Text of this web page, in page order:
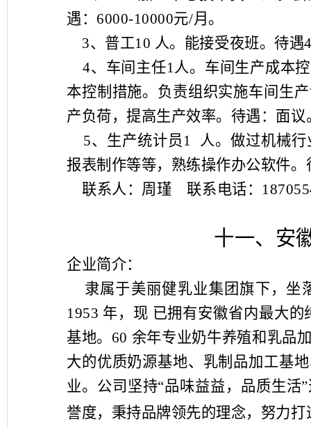
遇： 6000-10000元/月。
3、普工10 人。能接受夜班。待遇
4、车间主任1人。车间生产成本
本控制措施。负责组织实施车间生
产负荷，提高生产效率。待遇：面议
5、生产统计员 1 人。做过机械
报表制作等等，熟练操作办公软件。
联系人：周瑾
联系电话：
十一、安
企业简介：
隶属于美丽健乳业集团旗下，坐
1953 年，现 已拥有安徽省内最大
基地。 60 余年专业奶牛养殖和乳品
大的优质奶源基地、乳制品加工基
业。公司坚持“品味益益，品质生活
誉度，秉持品牌领先的理念，努力